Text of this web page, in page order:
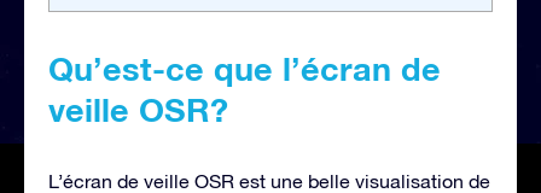
Qu’est-ce que l’écran de
veille OSR?
L’écran de veille OSR est une belle visualisation de